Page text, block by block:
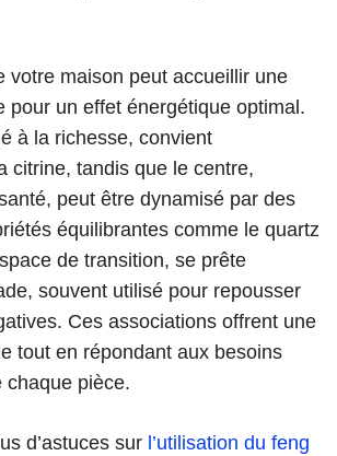
votre maison peut accueillir une
pour un effet énergétique optimal.
à la richesse, convient
citrine, tandis que le centre,
peut être dynamisé par des
équilibrantes comme le quartz
de transition, se prête
souvent utilisé pour repousser
Ces associations offrent une
tout en répondant aux besoins
chaque pièce.
d’astuces sur l’utilisation du feng